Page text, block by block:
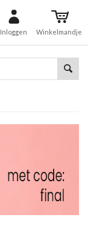
Inloggen Winkelmandje